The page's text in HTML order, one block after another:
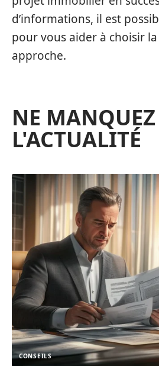
d’informations, il est
pour vous aider à choisir
approche.
NE
L'ACTUALITÉ
CONSEILS